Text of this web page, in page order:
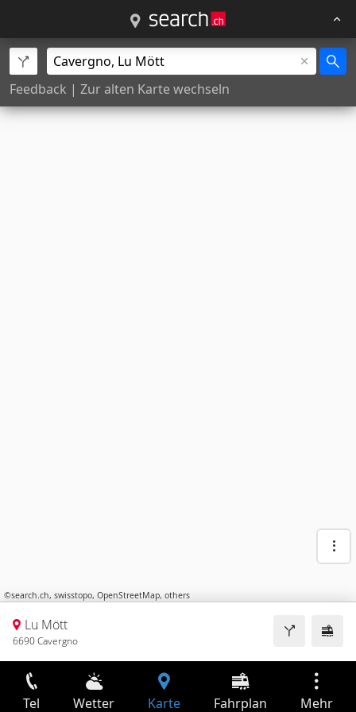
Feedback | Zur alten Karte wechseln
©search.ch, swisstopo, OpenStreetMap, others
Lu Mött
6690 Cavergno
Tel Wetter Karte Fahrplan Mehr